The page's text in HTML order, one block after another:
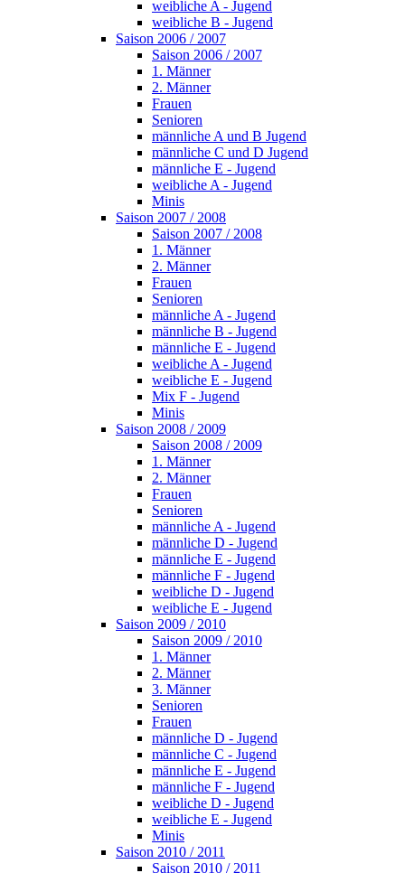
weibliche A - Jugend
weibliche B - Jugend
Saison 2006 / 2007
Saison 2006 / 2007
1. Männer
2. Männer
Frauen
Senioren
männliche A und B Jugend
männliche C und D Jugend
männliche E - Jugend
weibliche A - Jugend
Minis
Saison 2007 / 2008
Saison 2007 / 2008
1. Männer
2. Männer
Frauen
Senioren
männliche A - Jugend
männliche B - Jugend
männliche E - Jugend
weibliche A - Jugend
weibliche E - Jugend
Mix F - Jugend
Minis
Saison 2008 / 2009
Saison 2008 / 2009
1. Männer
2. Männer
Frauen
Senioren
männliche A - Jugend
männliche D - Jugend
männliche E - Jugend
männliche F - Jugend
weibliche D - Jugend
weibliche E - Jugend
Saison 2009 / 2010
Saison 2009 / 2010
1. Männer
2. Männer
3. Männer
Senioren
Frauen
männliche D - Jugend
männliche C - Jugend
männliche E - Jugend
männliche F - Jugend
weibliche D - Jugend
weibliche E - Jugend
Minis
Saison 2010 / 2011
Saison 2010 / 2011